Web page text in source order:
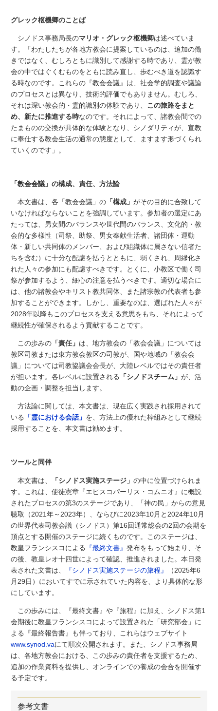
グレック枢機卿のことば
シノドス事務局長のマリオ・グレック枢機卿は述べていま
す。「わたしたちが各地方教会に提案しているのは、追加の働
きではなく、むしろともに識別して感謝する時であり、霊が教
会の中ではぐくむものをともに読み直し、歩むべき道を認識す
る時なのです。これらの『教会会議』は、社会学的調査や議論
のプロセスとは異なり、技術的評価でもありません。むしろ、
それは深い教会的・霊的識別の体験であり、 この旅路をまと
め、新たに推進する時なのです。それによって、諸教会間での
たまものの交換が具体的な体験となり、シノダリティが、宣教
に奉仕する教会生活の通常の態度として、ますます形づくられ
ていくのです」。
「教会会議」の構成、責任、方法論
本文書は、各「教会会議」の 「構成」がその目的に合致して
いなければならないことを強調しています。参加者の選定にあ
たっては、男女間のバランスや世代間のバランス、文化的・教
会的な多様性（司祭、助祭、男女奉献生活者、諸団体・運動
体・新しい共同体のメンバー、および組織体に属さない信者た
ちを含む）に十分な配慮を払うとともに、弱くされ、周縁化さ
れた人々の参加にも配慮すべきです。とくに、小教区で働く司
祭が参加するよう、細心の注意を払うべきです。適切な場合に
は、他の諸教会やキリスト教共同体、また諸宗教の代表者も参
加することができます。しかし、重要なのは、選ばれた人々が
2028年以降もこのプロセスを支える意思をもち、それによって
継続性が確保されるよう貢献することです。
この歩みの 「責任」 は、地方教会の「教会会議」については
教区司教または東方教会教区の司教が、国や地域の「教会会
議」については司教協議会会長が、大陸レベルではその責任者
が担います。各レベルに設置される
「シノドスチーム」が、活
動の企画・調整を担当します。
方法論に関しては、本文書は、現在広く実践され採用されて
いる
「霊における会話」 を、方法上の優れた枠組みとして継続
採用することを、本文書は勧めます。
ツールと同伴
本文書は、 「シノドス実施ステージ」の中に位置づけられま
す。これは、使徒憲章『エピスコパーリス・コムニオ』に概説
されたプロセスの第3のステージであり、「神の民」からの意見
聴取（2021年～2023年）、ならびに2023年10月と2024年10月
の世界代表司教会議（シノドス）第16回通常総会の2回の会期を
頂点とする開催のステージに続くものです。このステージは、
教皇フランシスコによる
『最終文書』発布をもって始まり、そ
の後、教皇レオ十四世によって確認、推進されました。本日発
表された文書は、
『シノドス実施ステージの旅程』
（2025年6
月29日）においてすでに示されていた内容を、より具体的な形
にしています。
この歩みには、『最終文書』や『旅程』に加え、シノドス第1
会期後に教皇フランシスコによって設置された「研究部会」に
よる『最終報告書』も伴っており、これらはウェブサイト
www.synod.vaにて順次公開されます。また、シノドス事務局
は、各地方教会における、この歩みの責任者を支援するため、
追加の作業資料を提供し、オンラインでの養成の会合を開催す
る予定です。
参考文書